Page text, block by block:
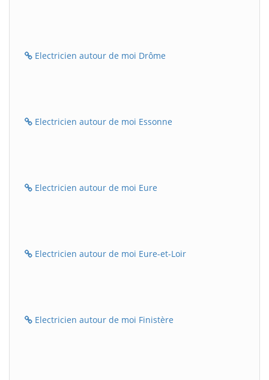
Electricien autour de moi Drôme
Electricien autour de moi Essonne
Electricien autour de moi Eure
Electricien autour de moi Eure-et-Loir
Electricien autour de moi Finistère